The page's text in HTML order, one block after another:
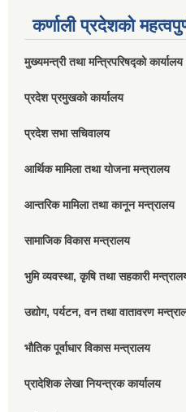
कर्णाली प्रदेशको
मुख्यमन्त्री तथा मन्त्रिपरिषद्को कार्यालय
प्रदेश प्रमुखको कार्यालय
प्रदेश सभा सचिवालय
आर्थिक मामिला तथा योजना मन्त्रालय
आन्तरिक मामिला तथा कानून मन्त्रालय
सामाजिक विकास मन्त्रालय
भुमि व्यवस्था, कृषि तथा सहकारी
उद्योग, पर्यटन, वन तथा वातावरण
भौतिक पूर्वाधार विकास मन्त्रालय
प्रादेशिक लेखा नियन्त्रक कार्यालय